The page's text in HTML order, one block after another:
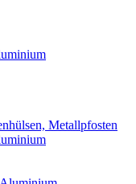
Metallpfosten